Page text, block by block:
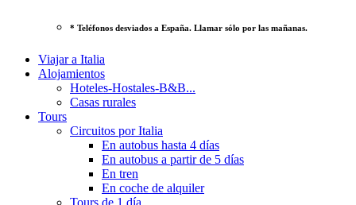
* Teléfonos desviados a España. Llamar sólo por las mañanas.
Viajar a Italia
Alojamientos
Hoteles-Hostales-B&B...
Casas rurales
Tours
Circuitos por Italia
En autobus hasta 4 días
En autobus a partir de 5 días
En tren
En coche de alquiler
Tours de 1 día